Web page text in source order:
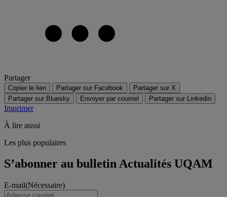
Partager
Copier le lien Partager sur Facebook
Partager sur X
Partager sur Bluesky
Envoyer par courriel Partager sur Linkedin
Imprimer
À lire aussi
Les plus populaires
S’abonner au bulletin Actualités UQAM
E-mail(Nécessaire)